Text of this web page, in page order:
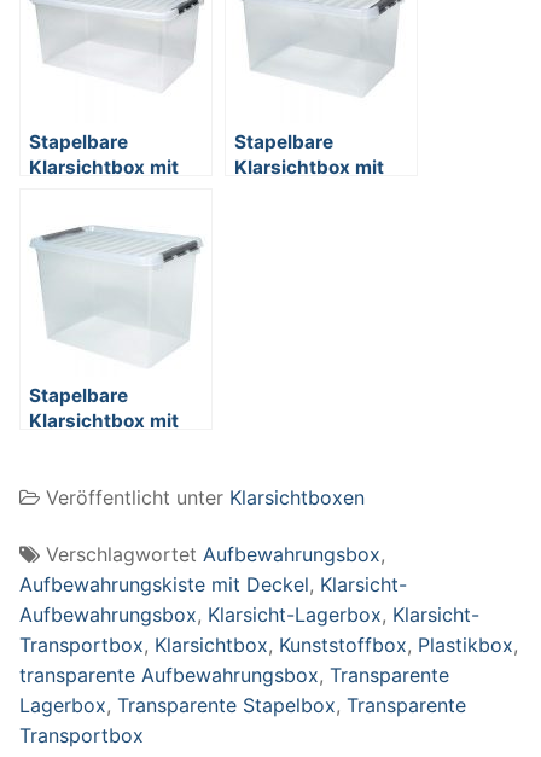
Stapelbare
Klarsichtbox mit
800 x 500 x 380
mm, 120 Liter
Stapelbare
Klarsichtbox mit
Stapelbare
Klarsichtbox mit
600 x 400 x 420
Veröffentlicht unter Klarsichtboxen
Verschlagwortet Aufbewahrungsbox,
Aufbewahrungskiste mit Deckel, Klarsicht-
Aufbewahrungsbox, Klarsicht-Lagerbox, Klarsicht-
Transportbox, Klarsichtbox, Kunststoffbox, Plastikbox,
transparente Aufbewahrungsbox, Transparente
Lagerbox, Transparente Stapelbox, Transparente
Transportbox